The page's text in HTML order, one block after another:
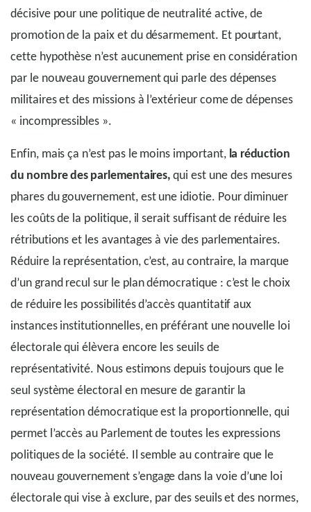
décisive pour une politique de neutralité active, de
promotion de la paix et du désarmement. Et pourtant,
cette hypothèse n’est aucunement prise en considération
par le nouveau gouvernement qui parle des dépenses
militaires et des missions à l’extérieur come de dépenses
« incompressibles ».
Enfin, mais ça n’est pas le moins important, la réduction
du nombre des parlementaires,qui est une des mesures
phares du gouvernement, est une idiotie. Pour diminuer
les coûts de la politique, il serait suffisant de réduire les
rétributions et les avantages à vie des parlementaires.
Réduire la représentation, c’est, au contraire, la marque
d’un grand recul sur le plan démocratique : c’est le choix
de réduire les possibilités d’accès quantitatif aux
instances institutionnelles, en préférant une nouvelle loi
électorale qui élèvera encore les seuils de
représentativité. Nous estimons depuis toujours que le
seul système électoral en mesure de garantir la
représentation démocratique est la proportionnelle, qui
permet l’accès au Parlement de toutes les expressions
politiques de la société. Il semble au contraire que le
nouveau gouvernement s’engage dans la voie d’une loi
électorale qui vise à exclure, par des seuils et des normes,